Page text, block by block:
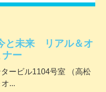
と未来 リアル＆オ
ー
ービル1104号室 （⾼松
...